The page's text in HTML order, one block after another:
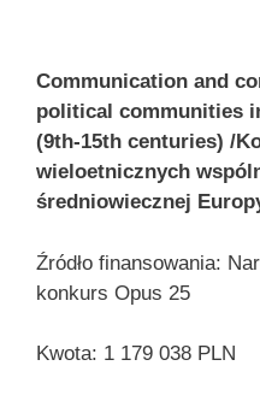
Communication and
political communities
(9th-15th centuries) /
wieloetnicznych
średniowiecznej
Źródło finansowania:
konkurs Opus 25
Kwota: 1 179 038 PLN